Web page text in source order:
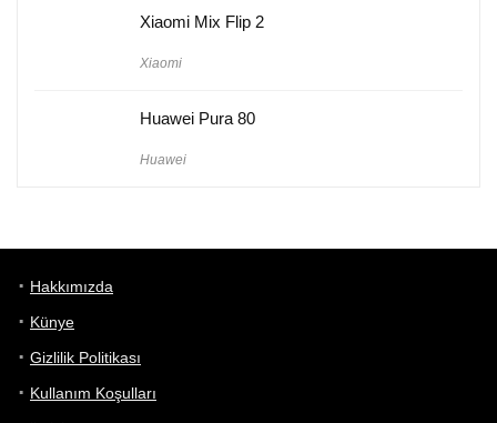
Xiaomi Mix Flip 2
Xiaomi
Huawei Pura 80
Huawei
Hakkımızda
Künye
Gizlilik Politikası
Kullanım Koşulları